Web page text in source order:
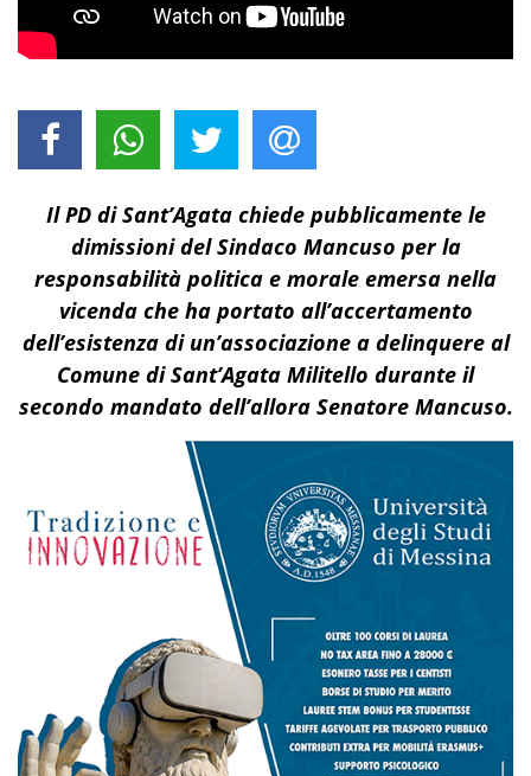
Il PD di Sant’Agata chiede pubblicamente le
dimissioni del Sindaco Mancuso per la
responsabilità politica e morale emersa nella
vicenda che ha portato all’accertamento
dell’esistenza di un’associazione a delinquere al
Comune di Sant’Agata Militello durante il
secondo mandato dell’allora Senatore Mancuso.